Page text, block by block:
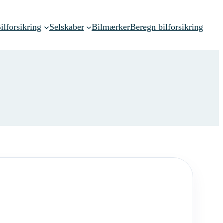
Selskaber BilmærkerBeregn bilforsikring